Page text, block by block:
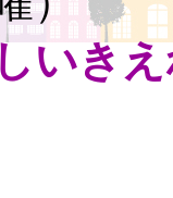
いき